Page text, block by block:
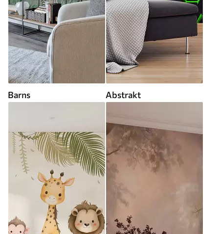
Barns Abstrakt